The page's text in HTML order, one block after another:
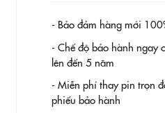
- Bảo đảm hàng mới
- Chế độ bảo hành ngay
lên đến 5 năm
- Miễn phí thay pin trọn
phiếu bảo hành